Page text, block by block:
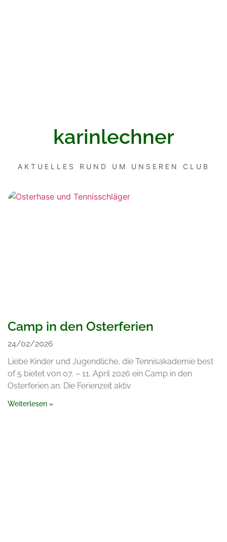
karinlechner
AKTUELLES RUND UM UNSEREN CLUB
Camp in den Osterferien
24/02/2026
Liebe Kinder und Jugendliche, die Tennisakademie best
of 5 bietet von 07. – 11. April 2026 ein Camp in den
Osterferien an. Die Ferienzeit aktiv
Weiterlesen »